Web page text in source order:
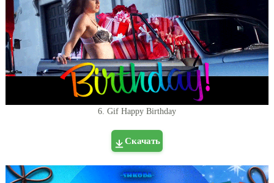
6. Gif Happy Birthday
Скачать